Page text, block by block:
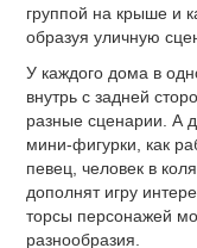
группой на крыше и
образуя уличную
У каждого дома в
внутрь с задней
разные сценарии. А
мини-фигурки, как
певец, человек в
дополнят игру
торсы персонажей
разнообразия.